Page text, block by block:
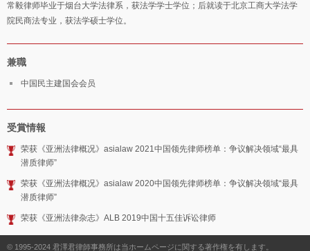
常毅律师毕业于烟台大学法律系，获法学学士学位；后就读于北京工商大学法学
院民商法专业，获法学硕士学位。
兼職
中国民主建国会会员
受賞情報
荣获《亚洲法律概况》asialaw 2021中国领先律师榜单：争议解决领域“最具
潜质律师”
荣获《亚洲法律概况》asialaw 2020中国领先律师榜单：争议解决领域“最具
潜质律师”
荣获《亚洲法律杂志》ALB 2019中国十五佳诉讼律师
© 1995-2024 君澤君律師事務所は当ホームページに関する著作権を有します。